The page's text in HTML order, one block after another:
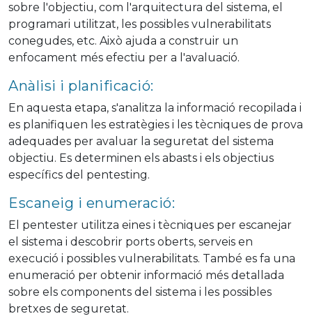
sobre l'objectiu, com l'arquitectura del sistema, el
programari utilitzat, les possibles vulnerabilitats
conegudes, etc. Això ajuda a construir un
enfocament més efectiu per a l'avaluació.
Anàlisi i planificació:
En aquesta etapa, s'analitza la informació recopilada i
es planifiquen les estratègies i les tècniques de prova
adequades per avaluar la seguretat del sistema
objectiu. Es determinen els abasts i els objectius
específics del pentesting.
Escaneig i enumeració:
El pentester utilitza eines i tècniques per escanejar
el sistema i descobrir ports oberts, serveis en
execució i possibles vulnerabilitats. També es fa una
enumeració per obtenir informació més detallada
sobre els components del sistema i les possibles
bretxes de seguretat.